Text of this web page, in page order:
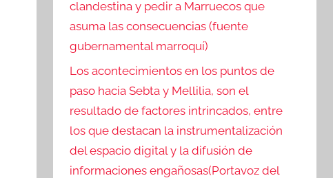
clandestina y pedir a Marruecos que
asuma las consecuencias (fuente
gubernamental marroquí)
Los acontecimientos en los puntos de
paso hacia Sebta y Mellilia, son el
resultado de factores intrincados, entre
los que destacan la instrumentalización
del espacio digital y la difusión de
informaciones engañosas(Portavoz del